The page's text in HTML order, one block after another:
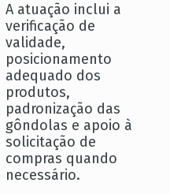
A atuação inclui a
verificação de
validade,
posicionamento
adequado dos
produtos,
padronização das
gôndolas e apoio à
solicitação de
compras quando
necessário.